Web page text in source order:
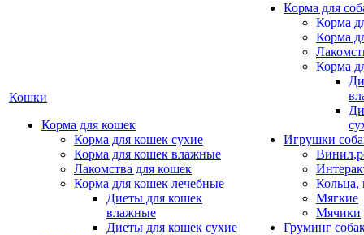
Кошки
Корма для кошек
Корма для кошек сухие
Корма для кошек влажные
Лакомства для кошек
Корма для кошек лечебные
Диеты для кошек
влажные
Диеты для кошек сухие
Корма для
Корма
Корма
Корма
Игрушки
Кольца,
Мягкие
Мячики
Груминг